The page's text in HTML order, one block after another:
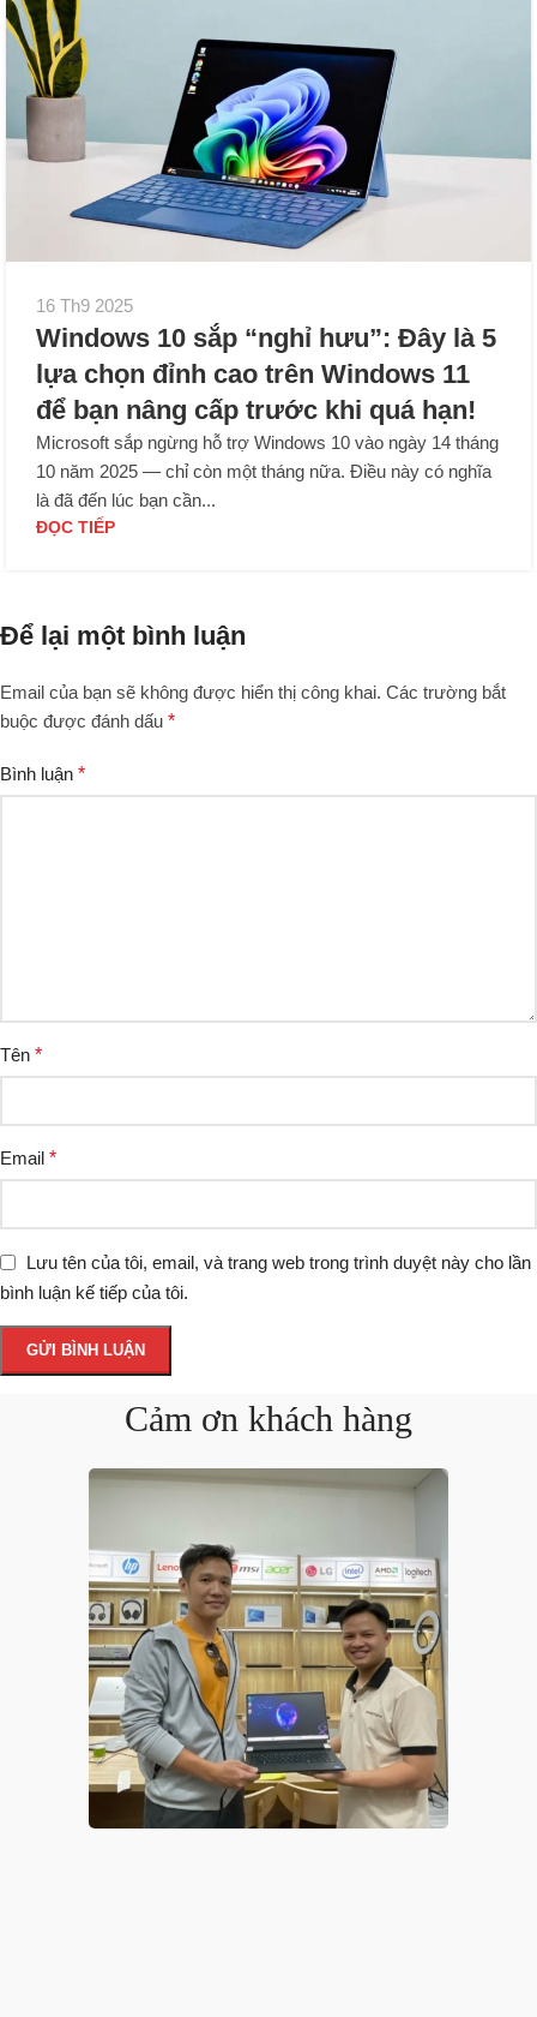
16 Th9 2025
Windows 10 sắp “nghỉ hưu”: Đây là 5
lựa chọn đỉnh cao trên Windows 11
để bạn nâng cấp trước khi quá hạn!
Microsoft sắp ngừng hỗ trợ Windows 10 vào ngày 14 tháng
10 năm 2025 — chỉ còn một tháng nữa. Điều này có nghĩa
là đã đến lúc bạn cần...
ĐỌC TIẾP
Để lại một bình luận
Email của bạn sẽ không được hiển thị công khai. Các trường bắt
buộc được đánh dấu *
Bình luận *
Tên *
Email *
Lưu tên của tôi, email, và trang web trong trình duyệt này cho lần
bình luận kế tiếp của tôi.
Cảm ơn khách hàng